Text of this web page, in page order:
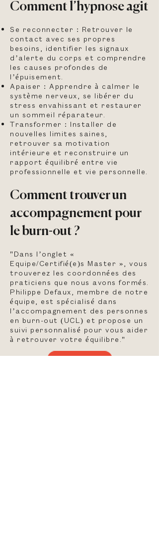
Comment l’hypnose agit
Se reconnecter : Retrouver le
contact avec ses propres
besoins, identifier les signaux
d’alerte du corps et comprendre
les causes profondes de
l’épuisement.
Apaiser : Apprendre à calmer le
système nerveux, se libérer du
stress envahissant et restaurer
un sommeil réparateur.
Transformer : Installer de
nouvelles limites saines,
retrouver sa motivation
intérieure et reconstruire un
rapport équilibré entre vie
professionnelle et vie personnelle.
Comment trouver un
accompagnement pour
le burn-out ?
"Dans l’onglet «
Equipe/Certifié(e)s Master », vous
trouverez les coordonnées des
praticiens que nous avons formés.
Philippe Defaux, membre de notre
équipe, est spécialisé dans
l’accompagnement des personnes
en burn-out (UCL) et propose un
suivi personnalisé pour vous aider
à retrouver votre équilibre."